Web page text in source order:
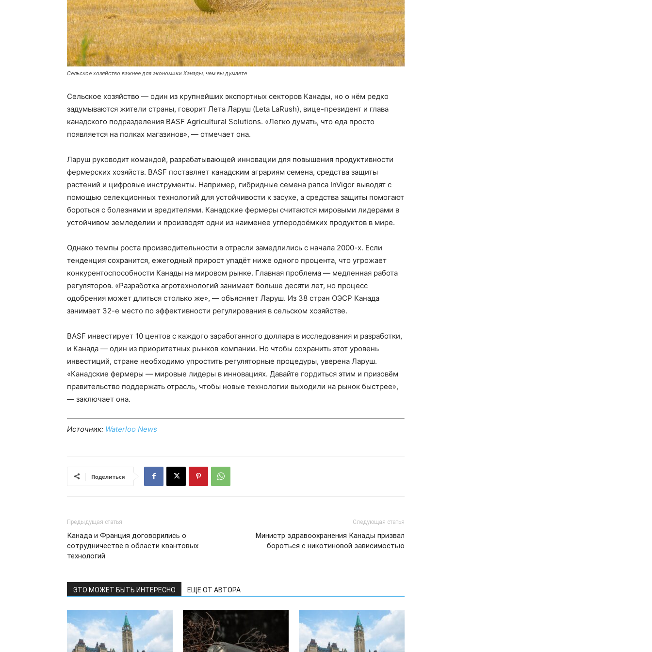
Сельское хозяйство важнее для экономики Канады, чем вы думаете
Сельское хозяйство — один из крупнейших экспортных секторов Канады, но о нём редко
задумываются жители страны, говорит Лета Ларуш (Leta LaRush), вице-президент и глава
канадского подразделения BASF Agricultural Solutions. «Легко думать, что еда просто
появляется на полках магазинов», — отмечает она.
Ларуш руководит командой, разрабатывающей инновации для повышения продуктивности
фермерских хозяйств. BASF поставляет канадским аграриям семена, средства защиты
растений и цифровые инструменты. Например, гибридные семена рапса InVigor выводят с
помощью селекционных технологий для устойчивости к засухе, а средства защиты помогают
бороться с болезнями и вредителями. Канадские фермеры считаются мировыми лидерами в
устойчивом земледелии и производят одни из наименее углеродоёмких продуктов в мире.
Однако темпы роста производительности в отрасли замедлились с начала 2000-х. Если
тенденция сохранится, ежегодный прирост упадёт ниже одного процента, что угрожает
конкурентоспособности Канады на мировом рынке. Главная проблема — медленная работа
регуляторов. «Разработка агротехнологий занимает больше десяти лет, но процесс
одобрения может длиться столько же», — объясняет Ларуш. Из 38 стран ОЭСР Канада
занимает 32-е место по эффективности регулирования в сельском хозяйстве.
BASF инвестирует 10 центов с каждого заработанного доллара в исследования и разработки,
и Канада — один из приоритетных рынков компании. Но чтобы сохранить этот уровень
инвестиций, стране необходимо упростить регуляторные процедуры, уверена Ларуш.
«Канадские фермеры — мировые лидеры в инновациях. Давайте гордиться этим и призовём
правительство поддержать отрасль, чтобы новые технологии выходили на рынок быстрее»,
— заключает она.
Источник: Waterloo News
Поделиться
Предыдущая статья
Канада и Франция договорились о
сотрудничестве в области квантовых
технологий
Следующая статья
Министр здравоохранения Канады призвал
бороться с никотиновой зависимостью
ЭТО МОЖЕТ БЫТЬ ИНТЕРЕСНО ЕЩЕ ОТ АВТОРА